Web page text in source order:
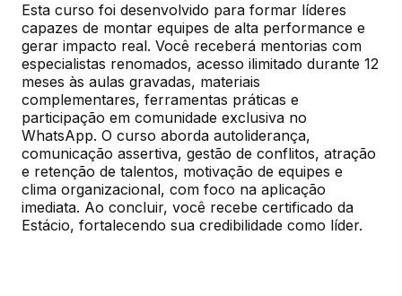
Esta curso foi desenvolvido para formar líderes
capazes de montar equipes de alta performance e
gerar impacto real. Você receberá mentorias com
especialistas renomados, acesso ilimitado durante 12
meses às aulas gravadas, materiais
complementares, ferramentas práticas e
participação em comunidade exclusiva no
WhatsApp. O curso aborda autoliderança,
comunicação assertiva, gestão de conflitos, atração
e retenção de talentos, motivação de equipes e
clima organizacional, com foco na aplicação
imediata. Ao concluir, você recebe certificado da
Estácio, fortalecendo sua credibilidade como líder.